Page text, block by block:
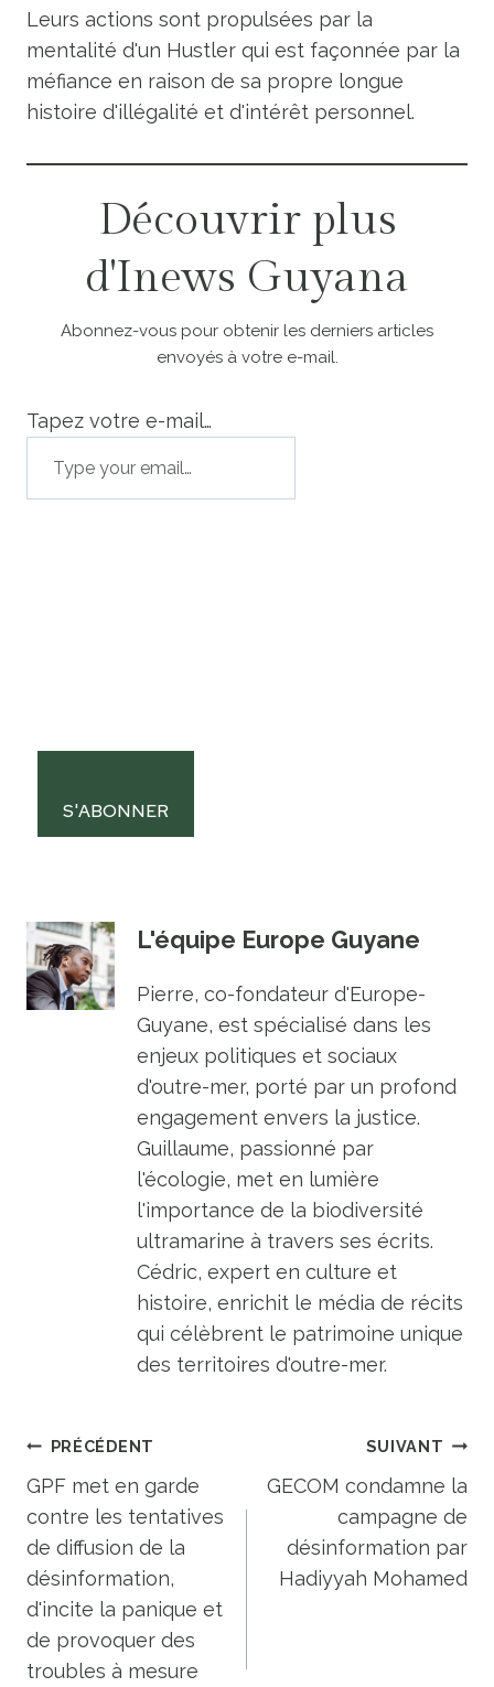
Leurs actions sont propulsées par la
mentalité d'un Hustler qui est façonnée par la
méfiance en raison de sa propre longue
histoire d'illégalité et d'intérêt personnel.
Découvrir plus
d'Inews Guyana
Abonnez-vous pour obtenir les derniers articles
envoyés à votre e-mail.
Tapez votre e-mail…
S'ABONNER
L'équipe Europe Guyane
Pierre, co-fondateur d'Europe-
Guyane, est spécialisé dans les
enjeux politiques et sociaux
d'outre-mer, porté par un profond
engagement envers la justice.
Guillaume, passionné par
l'écologie, met en lumière
l'importance de la biodiversité
ultramarine à travers ses écrits.
Cédric, expert en culture et
histoire, enrichit le média de récits
qui célèbrent le patrimoine unique
des territoires d'outre-mer.
Navigation
de
l’article
PRÉCÉDENT
GPF met en garde
contre les tentatives
de diffusion de la
désinformation,
d'incite la panique et
de provoquer des
troubles à mesure
SUIVANT
GECOM condamne la
campagne de
désinformation par
Hadiyyah Mohamed